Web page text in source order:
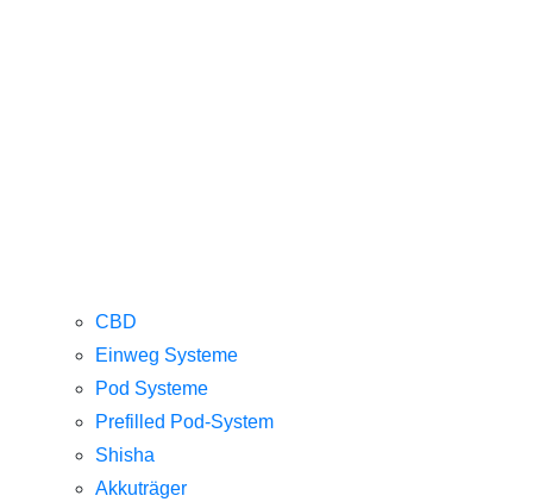
CBD
Einweg Systeme
Pod Systeme
Prefilled Pod-System
Shisha
Akkuträger